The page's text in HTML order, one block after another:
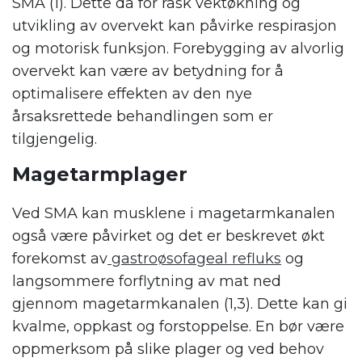
utvikling av overvekt kan påvirke respirasjon
og motorisk funksjon. Forebygging av alvorlig
overvekt kan være av betydning for å
optimalisere effekten av den nye
årsaksrettede behandlingen som er
tilgjengelig.
Magetarmplager
Ved SMA kan musklene i magetarmkanalen
også være påvirket og det er beskrevet økt
forekomst av gastroøsofageal refluks og
langsommere forflytning av mat ned
gjennom magetarmkanalen (1,3). Dette kan gi
kvalme, oppkast og forstoppelse. En bør være
oppmerksom på slike plager og ved behov